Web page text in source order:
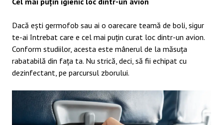
Dacă ești germofob sau ai o oarecare teamă de boli, sigur
te-ai întrebat care e cel mai puțin curat loc dintr-un avion.
Conform studiilor, acesta este mânerul de la măsuța
rabatabilă din fața ta. Nu strică, deci, să fii echipat cu
dezinfectant, pe parcursul zborului.